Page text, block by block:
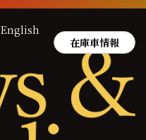
English
在庫車情報